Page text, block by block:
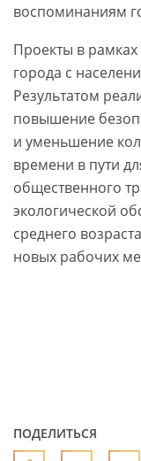
воспоминаниям
Проекты в
города с
Результатом
повышение
и уменьшение
времени в пути
общественного
экологической
среднего
новых рабочих
ПОДЕЛИТЬСЯ